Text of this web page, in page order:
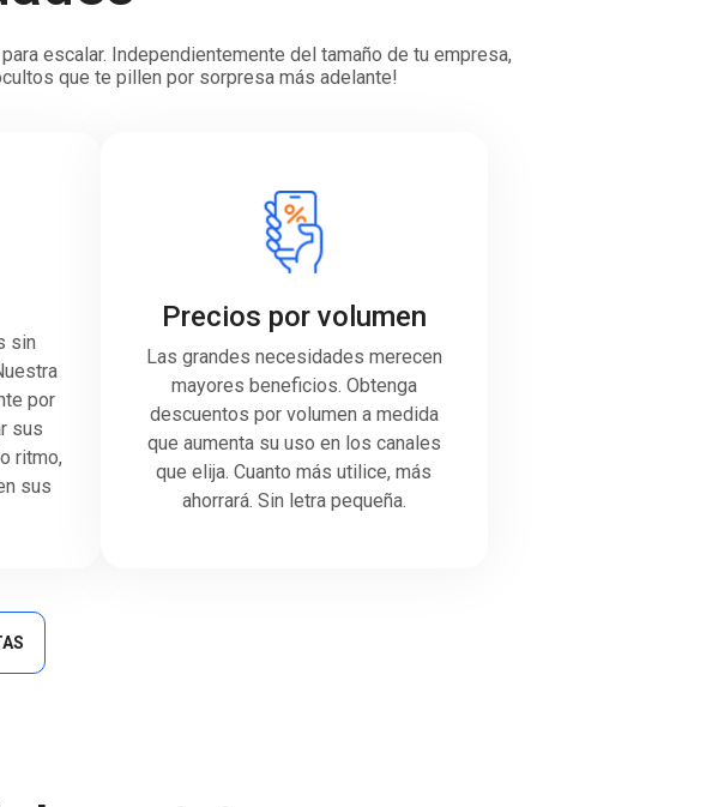
escalar. Independientemente del tamaño de tu empresa,
que te pillen por sorpresa más adelante!
sin
por
sus
ritmo,
sus
Precios por volumen
Las grandes necesidades merecen
mayores beneficios. Obtenga
descuentos por volumen a medida
que aumenta su uso en los canales
que elija. Cuanto más utilice, más
ahorrará. Sin letra pequeña.